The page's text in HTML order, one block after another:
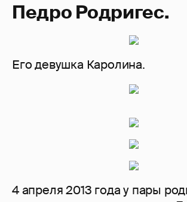
Педро Родригес.
Его девушка Каролина.
4 апреля 2013 года у пары